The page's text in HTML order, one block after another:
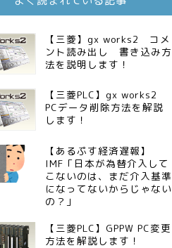
インデックス投資でも富裕層
【三菱】gx works2 コメ
ント読み出し 書き込み方
法を説明します！
【三菱PLC】gx works2
PCデータ削除方法を解説
します！
【あるぷす経済遅報】
IMF「日本が為替介入して
こないのは、まだ介入基準
になってないからじゃない
の？」
【三菱PLC】GPPW PC変更
方法を解説します！